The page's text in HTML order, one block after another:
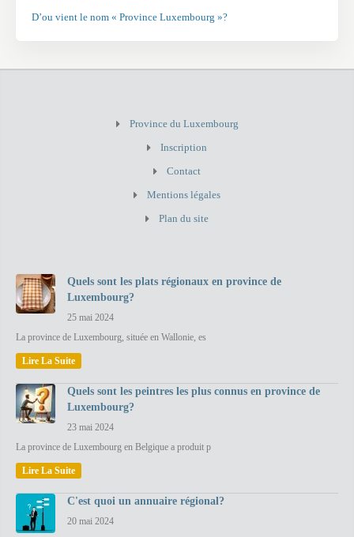
D’ou vient le nom « Province Luxembourg »?
Province du Luxembourg
Inscription
Contact
Mentions légales
Plan du site
Quels sont les plats régionaux en province de
Luxembourg?
25 mai 2024
La province de Luxembourg, située en Wallonie, es
Lire La Suite
Quels sont les peintres les plus connus en province de
Luxembourg?
23 mai 2024
La province de Luxembourg en Belgique a produit p
Lire La Suite
C'est quoi un annuaire régional?
20 mai 2024